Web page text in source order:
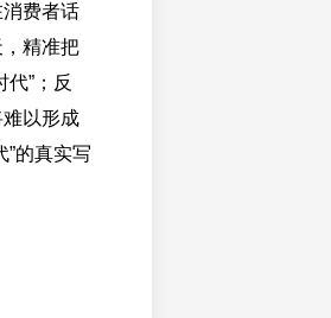
费者话
精准把
”；反
以形成
的真实写